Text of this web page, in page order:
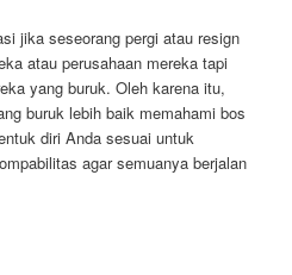
jika seseorang pergi atau resign
atau perusahaan mereka tapi
yang buruk. Oleh karena itu,
buruk lebih baik memahami bos
diri Anda sesuai untuk
agar semuanya berjalan